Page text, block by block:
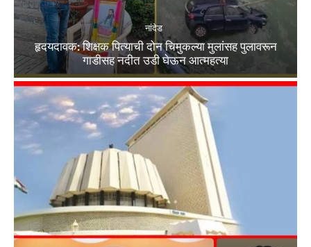
नांदेड
हृदयदावक: शिक्षक पित्याची दोन चिमुकल्या मुलांसह पुलावरून
गाडीसह नदीत उडी घेऊन आत्महत्या